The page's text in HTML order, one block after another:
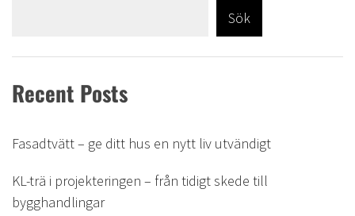
Sök
Recent Posts
Fasadtvätt – ge ditt hus en nytt liv utvändigt
KL-trä i projekteringen – från tidigt skede till
bygghandlingar